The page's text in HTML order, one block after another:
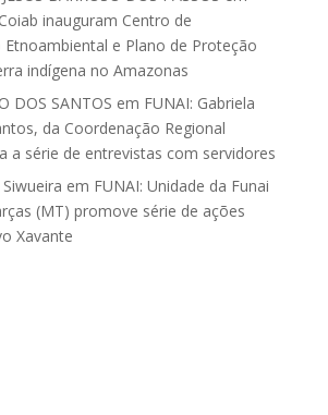
inauguram Centro de
e Plano de Proteção
indígena no Amazonas
DOS SANTOS em FUNAI: Gabriela
da Coordenação Regional
a série de entrevistas com servidores
em FUNAI: Unidade da Funai
(MT) promove série de ações
Xavante